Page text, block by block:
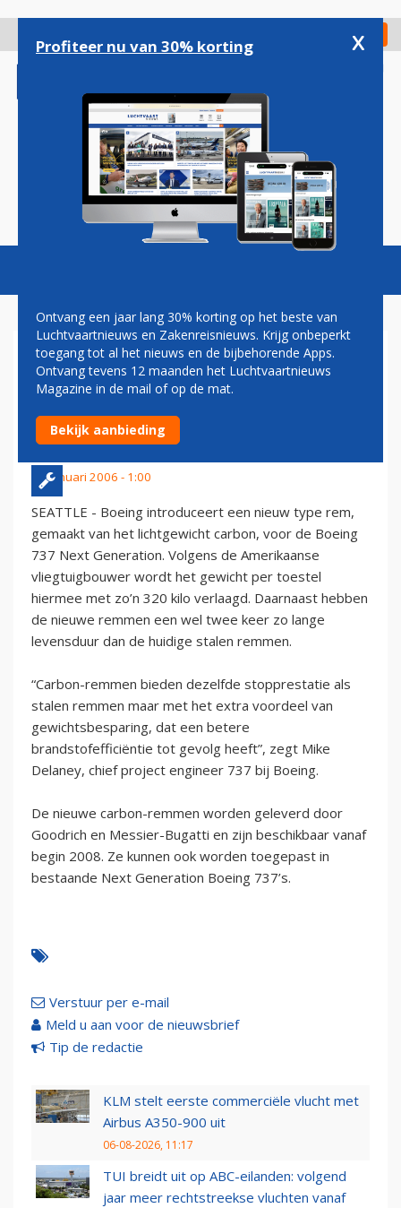
gaan
Check in
Magazine Podcasts Vacatures
NIEUWE DUURZAME REMMEN
VOOR BOEING 737 NEXT-
GENERATION
30 januari 2006 - 1:00
SEATTLE - Boeing introduceert een nieuw type rem,
gemaakt van het lichtgewicht carbon, voor de Boeing
737 Next Generation. Volgens de Amerikaanse
vliegtuigbouwer wordt het gewicht per toestel
hiermee met zo’n 320 kilo verlaagd. Daarnaast hebben
de nieuwe remmen een wel twee keer zo lange
levensduur dan de huidige stalen remmen.
“Carbon-remmen bieden dezelfde stopprestatie als
stalen remmen maar met het extra voordeel van
gewichtsbesparing, dat een betere
brandstofefficiëntie tot gevolg heeft”, zegt Mike
Delaney, chief project engineer 737 bij Boeing.
De nieuwe carbon-remmen worden geleverd door
Goodrich en Messier-Bugatti en zijn beschikbaar vanaf
begin 2008. Ze kunnen ook worden toegepast in
bestaande Next Generation Boeing 737’s.
Verstuur per e-mail
Meld u aan voor de nieuwsbrief
Tip de redactie
KLM stelt eerste commerciële vlucht met
Airbus A350-900 uit
06-08-2026, 11:17
TUI breidt uit op ABC-eilanden: volgend
jaar meer rechtstreekse vluchten vanaf
Profiteer nu van 30% korting x
Ontvang een jaar lang 30% korting op het beste van
Luchtvaartnieuws en Zakenreisnieuws. Krijg onbeperkt
toegang tot al het nieuws en de bijbehorende Apps.
Ontvang tevens 12 maanden het Luchtvaartnieuws
Magazine in de mail of op de mat.
Bekijk aanbieding